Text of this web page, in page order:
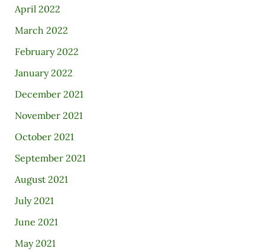
April 2022
March 2022
February 2022
January 2022
December 2021
November 2021
October 2021
September 2021
August 2021
July 2021
June 2021
May 2021